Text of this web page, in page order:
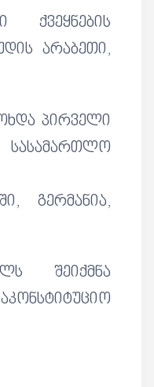
ქვეყნების
არაბეთი,
პირველი
გერმანია,
შეიქმნა